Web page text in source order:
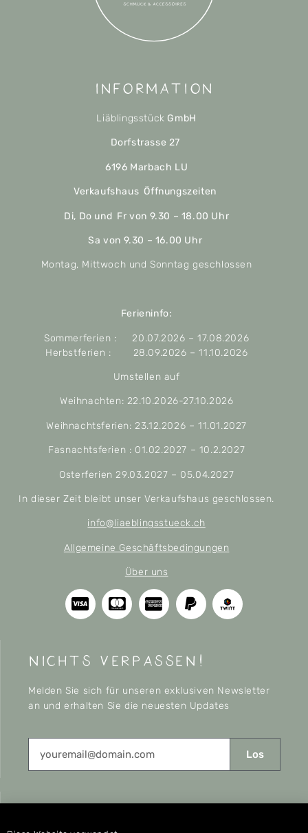
Information
Liäblingsstück GmbH
Dorfstrasse 27
6196 Marbach LU
Verkaufshaus Öffnungszeiten
Di, Do und Fr von 9.30 – 18.00 Uhr
Sa von 9.30 – 16.00 Uhr
Montag, Mittwoch und Sonntag geschlossen
Ferieninfo:
Sommerferien : 20.07.2026 – 17.08.2026
Herbstferien : 28.09.2026 – 11.10.2026
Umstellen auf
Weihnachten: 22.10.2026-27.10.2026
Weihnachtsferien: 23.12.2026 – 11.01.2027
Fasnachtsferien : 01.02.2027 – 10.2.2027
Osterferien 29.03.2027 – 05.04.2027
In dieser Zeit bleibt unser Verkaufshaus geschlossen.
info@liaeblingsstueck.ch
Allgemeine Geschäftsbedingungen
Über uns
nichts verpassen!
Melden Sie sich für unseren exklusiven Newsletter
an und erhalten Sie die neuesten Updates
Los
CONNECT